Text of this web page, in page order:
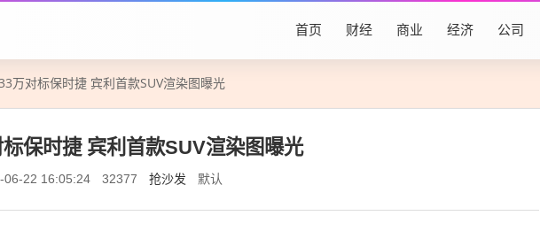
首页 财经 商业 经济 公司
万对标保时捷 宾利首款SUV渲染图曝光
保时捷 宾利首款SUV渲染图曝光
06-22 16:05:24 32377 抢沙发 默认